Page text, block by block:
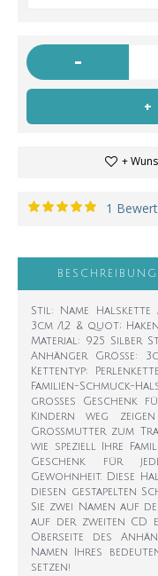
-
+
+
1
BESCHREIBUNG
Stil: Name
3cm /1,2 & quot;
Material: 925 Silber
Anhänger Größe:
Kettentyp:
Familien-Schmuck-
großes Geschenk
Kindern weg
Großmutter zum
wie speziell Ihre
Geschenk für
Gewohnheit. Diese
diesen gestapelten
Sie zwei Namen auf
auf der zweiten CD
Oberseite des
Namen Ihres
setzen!